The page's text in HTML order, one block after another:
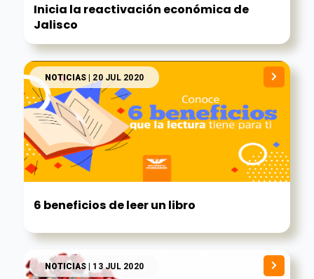
Inicia la reactivación económica de
Jalisco
NOTICIAS| 20 JUL 2020
6 beneficios de leer un libro
NOTICIAS| 13 JUL 2020